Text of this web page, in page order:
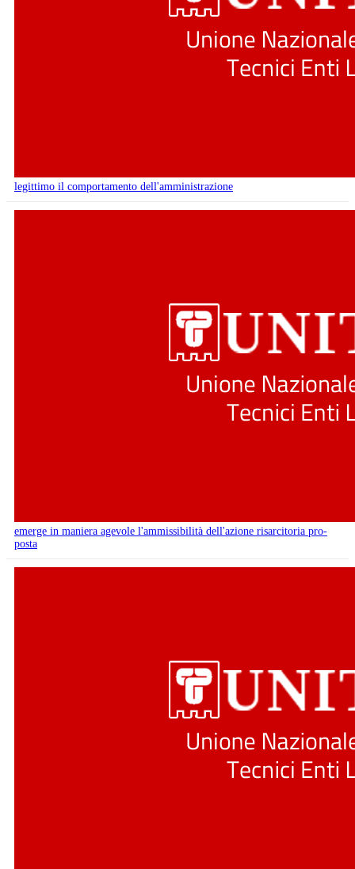
legittimo il comportamento dell'amministrazione
emerge in maniera agevole l'ammissibilità dell'azione risarcitoria pro-
posta